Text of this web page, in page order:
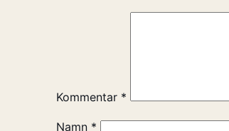
Kommentar *
Namn *